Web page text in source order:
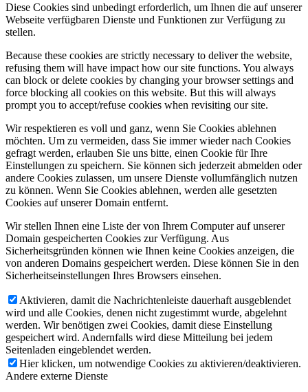
Diese Cookies sind unbedingt erforderlich, um Ihnen die auf unserer
Webseite verfügbaren Dienste und Funktionen zur Verfügung zu
stellen.
Because these cookies are strictly necessary to deliver the website,
refusing them will have impact how our site functions. You always
can block or delete cookies by changing your browser settings and
force blocking all cookies on this website. But this will always
prompt you to accept/refuse cookies when revisiting our site.
Wir respektieren es voll und ganz, wenn Sie Cookies ablehnen
möchten. Um zu vermeiden, dass Sie immer wieder nach Cookies
gefragt werden, erlauben Sie uns bitte, einen Cookie für Ihre
Einstellungen zu speichern. Sie können sich jederzeit abmelden oder
andere Cookies zulassen, um unsere Dienste vollumfänglich nutzen
zu können. Wenn Sie Cookies ablehnen, werden alle gesetzten
Cookies auf unserer Domain entfernt.
Wir stellen Ihnen eine Liste der von Ihrem Computer auf unserer
Domain gespeicherten Cookies zur Verfügung. Aus
Sicherheitsgründen können wie Ihnen keine Cookies anzeigen, die
von anderen Domains gespeichert werden. Diese können Sie in den
Sicherheitseinstellungen Ihres Browsers einsehen.
Aktivieren, damit die Nachrichtenleiste dauerhaft ausgeblendet
wird und alle Cookies, denen nicht zugestimmt wurde, abgelehnt
werden. Wir benötigen zwei Cookies, damit diese Einstellung
gespeichert wird. Andernfalls wird diese Mitteilung bei jedem
Seitenladen eingeblendet werden.
Hier klicken, um notwendige Cookies zu aktivieren/deaktivieren.
Andere externe Dienste